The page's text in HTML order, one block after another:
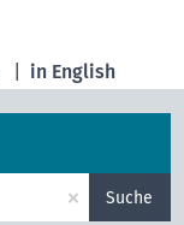
in English
× Suche